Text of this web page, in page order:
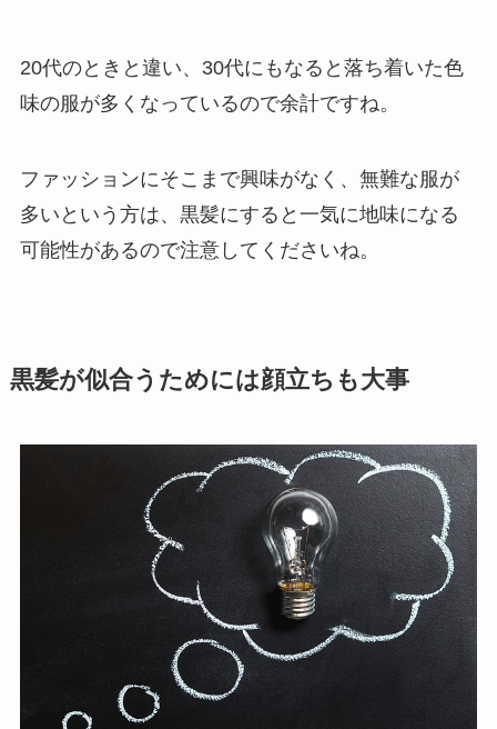
20代のときと違い、30代にもなると落ち着いた色
味の服が多くなっているので余計ですね。
ファッションにそこまで興味がなく、無難な服が
多いという方は、黒髪にすると一気に地味になる
可能性があるので注意してくださいね。
黒髪が似合うためには顔立ちも大事